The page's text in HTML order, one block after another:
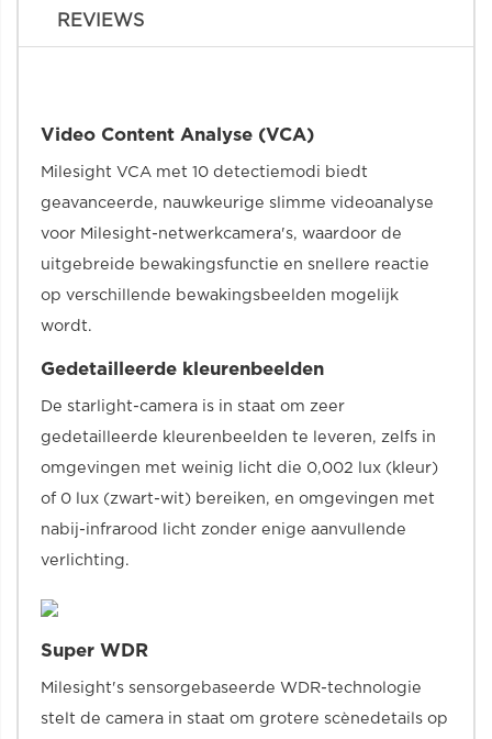
REVIEWS
Video Content Analyse (VCA)
Milesight VCA met 10 detectiemodi biedt
geavanceerde, nauwkeurige slimme videoanalyse
voor Milesight-netwerkcamera's, waardoor de
uitgebreide bewakingsfunctie en snellere reactie
op verschillende bewakingsbeelden mogelijk
wordt.
Gedetailleerde kleurenbeelden
De starlight-camera is in staat om zeer
gedetailleerde kleurenbeelden te leveren, zelfs in
omgevingen met weinig licht die 0,002 lux (kleur)
of 0 lux (zwart-wit) bereiken, en omgevingen met
nabij-infrarood licht zonder enige aanvullende
verlichting.
Super WDR
Milesight's sensorgebaseerde WDR-technologie
stelt de camera in staat om grotere scènedetails op